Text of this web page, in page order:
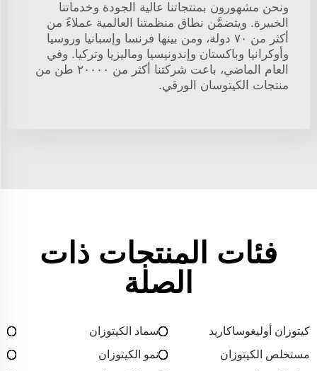
ونحن مشهورون بمنتجاتنا عالية الجودة وخدماتنا
الخبيرة. ويتضمَّن نطاق منظمتنا العالمية عملاءً من
أكثر من ٧٠ دولة، ومن بينها فرنسا وإسبانيا وروسيا
وأوكرانيا وباكستان وإندونيسيا وماليزيا وتركيا. وفي
العام الماضي، باعت شركتنا أكثر من ٢٠٠٠٠ طن من
منتجات الكيتوسان الورقي.
فئات المنتجات ذات
الصلة
كيتوزان أوليغوساكاريد
سماد الكيتوزان
مستخلص الكيتوزان
نمو الكيتوزان